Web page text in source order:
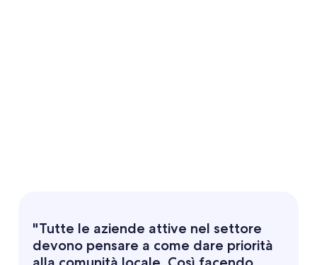
"Tutte le aziende attive nel settore
devono pensare a come dare priorità